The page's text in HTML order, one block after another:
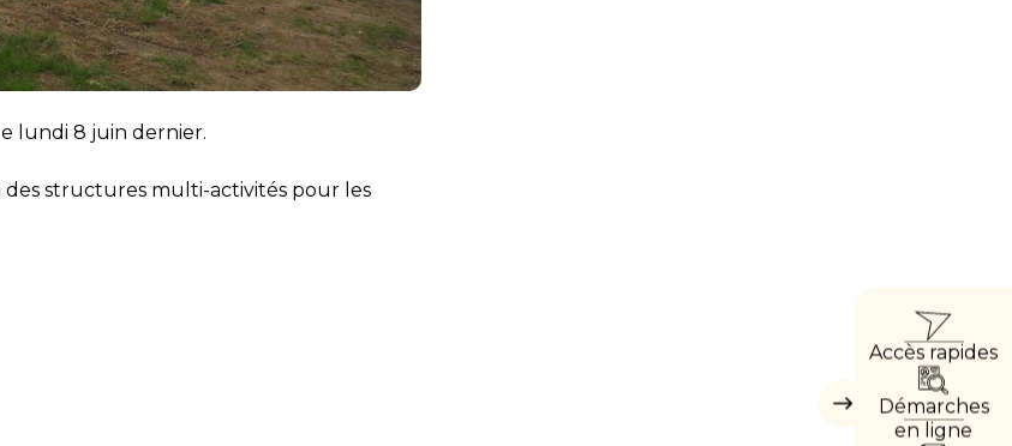
Masquer
Accès rapides
Démarches
en ligne
lundi 8 juin dernier.
des structures multi-activités pour les